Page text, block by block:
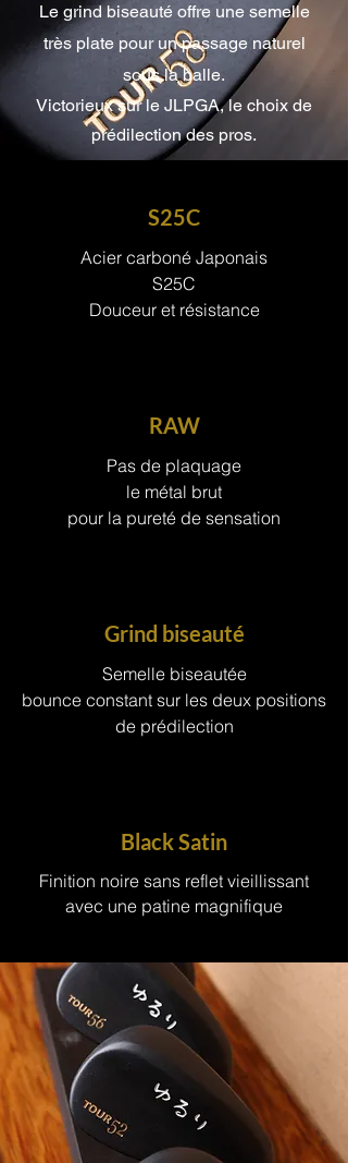
Le grind biseauté offre une semelle
très plate pour un passage naturel
sous la balle.
Victorieux sur le JLPGA, le choix de
prédilection des pros.
S25C
Acier carboné Japonais
S25C
Douceur et résistance
RAW
Pas de plaquage
le métal brut
pour la pureté de sensation
Grind biseauté
Semelle biseautée
bounce constant sur les deux positions
de prédilection
Black Satin
Finition noire sans reflet vieillissant
avec une patine magnifique